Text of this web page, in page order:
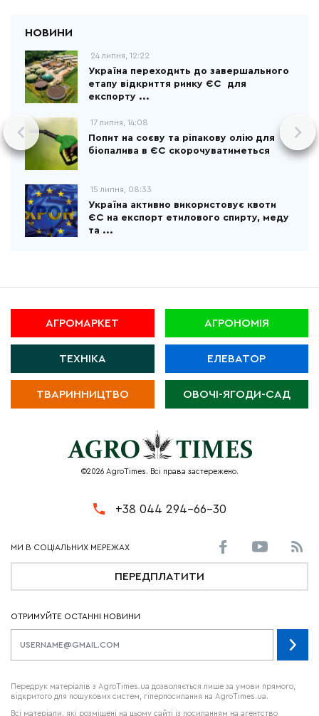
24 липня, 12:22
Україна переходить до завершального
етапу відкриття ринку ЄС для
експорту ...
17 липня, 14:08
Попит на соєву та ріпакову олію для
біопалива в ЄС скорочуватиметься
15 липня, 08:33
Україна активно використовує квоти
ЄС на експорт етилового спирту, меду
та ...
АГРОМАРКЕТ АГРОНОМІЯ
ТЕХНІКА ЕЛЕВАТОР
ТВАРИННИЦТВО ОВОЧІ-ЯГОДИ-САД
©2026 AgroTimes. Всі права застережено.
+38 044 294-66-30
ПЕРЕДПЛАТИТИ
ОТРИМУЙТЕ ОСТАННІ НОВИНИ
Передрук матеріалів з AgroTimes.ua дозволяється лише за умови прямого,
відкритого для пошукових систем, гіперпосилання на AgroTimes.ua.
Всі матеріали, які розміщені на цьому сайті із посиланням на агентство